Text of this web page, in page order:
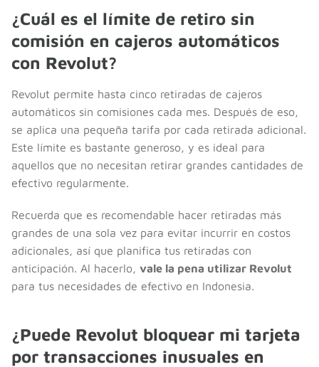
¿Cuál es el límite de retiro sin
comisión en cajeros automáticos
con Revolut?
Revolut permite hasta cinco retiradas de cajeros
automáticos sin comisiones cada mes. Después de eso,
se aplica una pequeña tarifa por cada retirada adicional.
Este límite es bastante generoso, y es ideal para
aquellos que no necesitan retirar grandes cantidades de
efectivo regularmente.
Recuerda que es recomendable hacer retiradas más
grandes de una sola vez para evitar incurrir en costos
adicionales, así que planifica tus retiradas con
anticipación. Al hacerlo, vale la pena utilizar Revolut
para tus necesidades de efectivo en Indonesia.
¿Puede Revolut bloquear mi tarjeta
por transacciones inusuales en